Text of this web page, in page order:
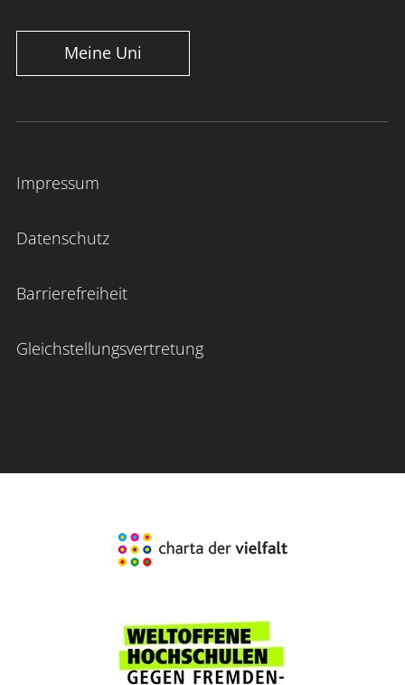
Meine Uni
Impressum
Datenschutz
Barrierefreiheit
Gleichstellungsvertretung